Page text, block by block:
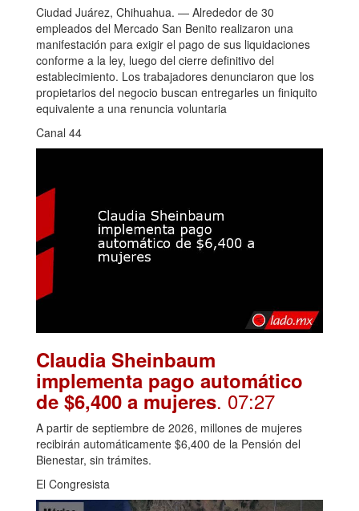
Ciudad Juárez, Chihuahua. — Alrededor de 30
empleados del Mercado San Benito realizaron una
manifestación para exigir el pago de sus liquidaciones
conforme a la ley, luego del cierre definitivo del
establecimiento. Los trabajadores denunciaron que los
propietarios del negocio buscan entregarles un finiquito
equivalente a una renuncia voluntaria
Canal 44
Claudia Sheinbaum
implementa pago automático
de $6,400 a mujeres. 07:27
A partir de septiembre de 2026, millones de mujeres
recibirán automáticamente $6,400 de la Pensión del
Bienestar, sin trámites.
El Congresista